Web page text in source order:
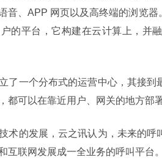
音、APP 网页以及高终端的浏览
的平台，它构建在云计算上，并
了一个分布式的运营中心，其接
都可以在靠近用户、网关的地方部
术的发展，云之讯认为，未来的
互联网发展成一全业务的呼叫平台。